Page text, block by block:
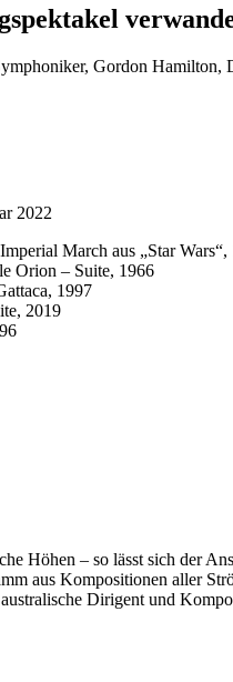
2022
March aus „Star
Orion – Suite, 1966
1997
2019
Höhen – so lässt sich der
aus Kompositionen aller
Dirigent und